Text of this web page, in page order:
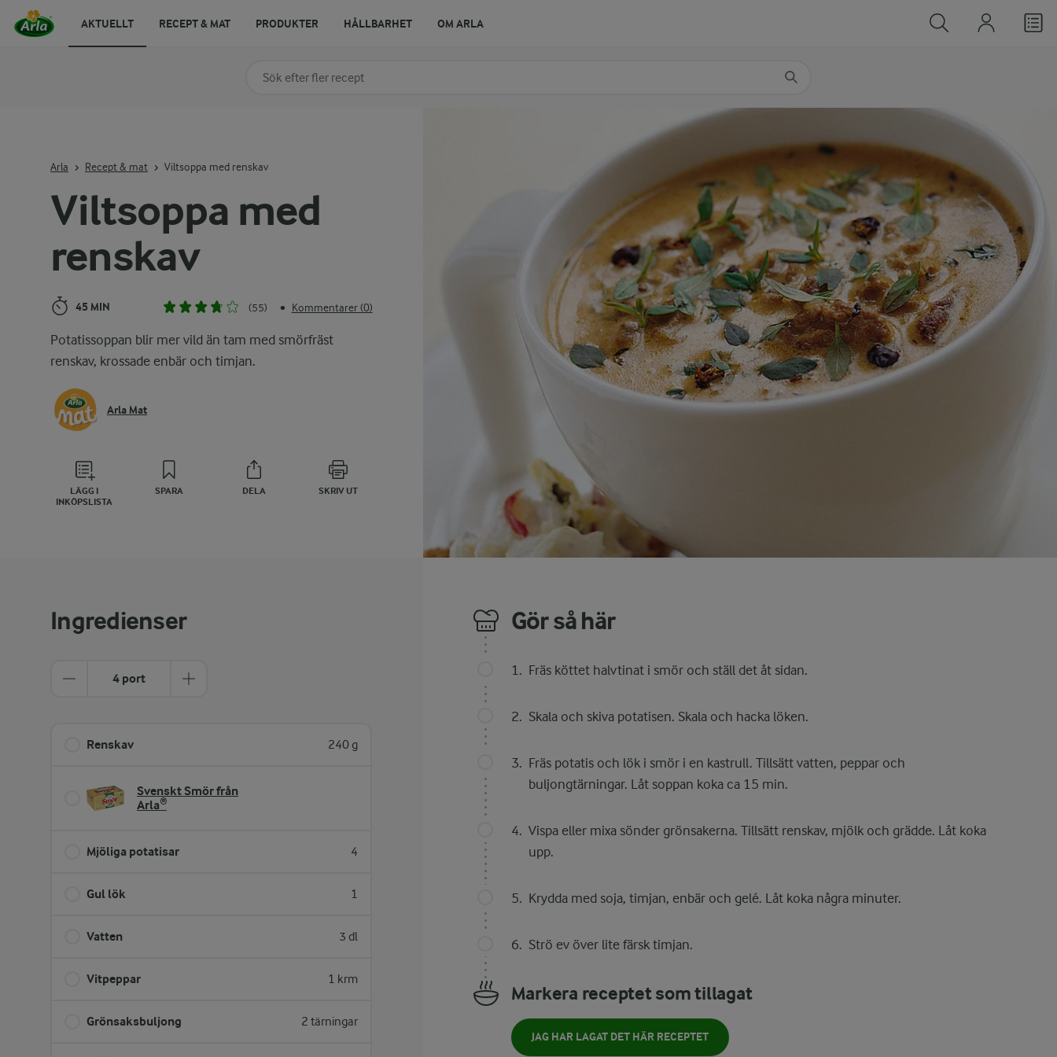
Viltsoppa med
renskav
45 MIN (55) • Kommentarer (0)
Potatissoppan blir mer vild än tam med smörfräst
renskav, krossade enbär och timjan.
Arla Mat
LÄGG I
INKÖPSLISTA
SPARA DELA SKRIV UT
Arla Recept & mat Viltsoppa med renskav
Ingredienser
4 port
Renskav 240 g
Svenskt Smör från
Arla®
Mjöliga potatisar 4
Gul lök 1
Vatten 3 dl
Vitpeppar 1 krm
Grönsaksbuljong 2 tärningar
Gör så här
Fräs köttet halvtinat i smör och ställ det åt sidan.
Skala och skiva potatisen. Skala och hacka löken.
Fräs potatis och lök i smör i en kastrull. Tillsätt vatten, peppar och
buljongtärningar. Låt soppan koka ca 15 min.
Vispa eller mixa sönder grönsakerna. Tillsätt renskav, mjölk och grädde. Låt koka
upp.
Krydda med soja, timjan, enbär och gelé. Låt koka några minuter.
Strö ev över lite färsk timjan.
Markera receptet som tillagat
JAG HAR LAGAT DET HÄR RECEPTET
Sök på kategori eller ingrediens
AKTUELLT RECEPT & MAT PRODUKTER HÅLLBARHET OM ARLA